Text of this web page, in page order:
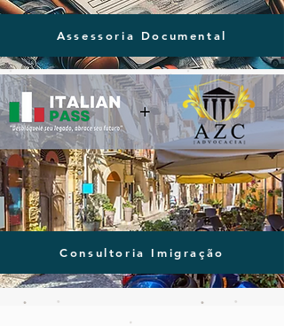
Assessoria Documental
Assessoria Documental
Consultoria Imigração